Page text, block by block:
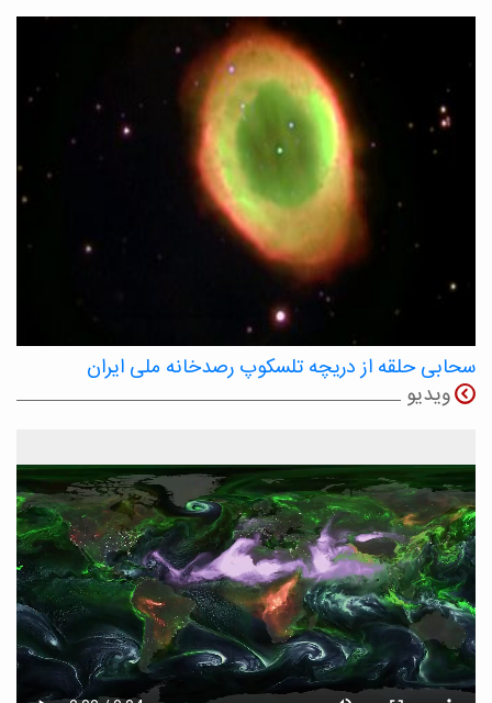
سحابی حلقه از دریچه تلسکوپ رصدخانه ملی ایران
ویدیو